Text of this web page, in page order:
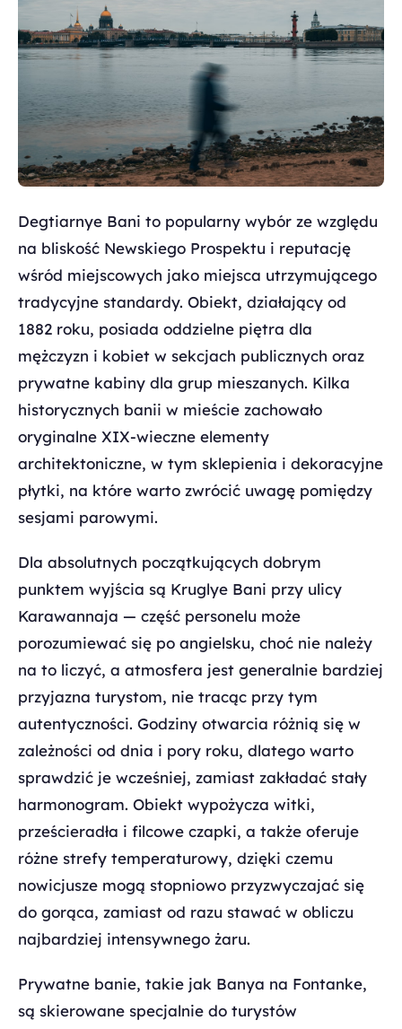
Degtiarnye Bani to popularny wybór ze względu
na bliskość Newskiego Prospektu i reputację
wśród miejscowych jako miejsca utrzymującego
tradycyjne standardy. Obiekt, działający od
1882 roku, posiada oddzielne piętra dla
mężczyzn i kobiet w sekcjach publicznych oraz
prywatne kabiny dla grup mieszanych. Kilka
historycznych banii w mieście zachowało
oryginalne XIX-wieczne elementy
architektoniczne, w tym sklepienia i dekoracyjne
płytki, na które warto zwrócić uwagę pomiędzy
sesjami parowymi.
Dla absolutnych początkujących dobrym
punktem wyjścia są Kruglye Bani przy ulicy
Karawannaja — część personelu może
porozumiewać się po angielsku, choć nie należy
na to liczyć, a atmosfera jest generalnie bardziej
przyjazna turystom, nie tracąc przy tym
autentyczności. Godziny otwarcia różnią się w
zależności od dnia i pory roku, dlatego warto
sprawdzić je wcześniej, zamiast zakładać stały
harmonogram. Obiekt wypożycza witki,
prześcieradła i filcowe czapki, a także oferuje
różne strefy temperaturowy, dzięki czemu
nowicjusze mogą stopniowo przyzwyczajać się
do gorąca, zamiast od razu stawać w obliczu
najbardziej intensywnego żaru.
Prywatne banie, takie jak Banya na Fontanke,
są skierowane specjalnie do turystów